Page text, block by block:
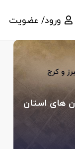
ورود/ عضویت
های استان